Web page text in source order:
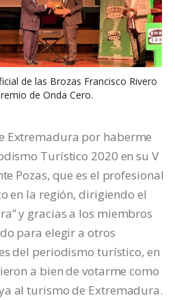
de las Brozas Francisco Rivero
de Onda Cero.
Extremadura por haberme
Turístico 2020 en su V
Pozas, que es el profesional
en la región, dirigiendo el
y gracias a los miembros
para elegir a otros
del periodismo turístico, en
a bien de votarme como
al turismo de Extremadura.